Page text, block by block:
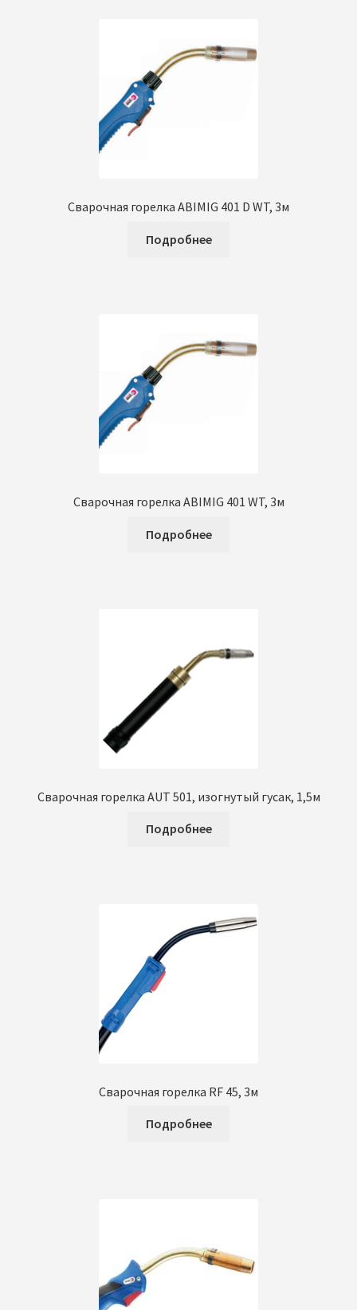
Сварочная горелка ABIMIG 401 D WT, 3м
Подробнее
Сварочная горелка ABIMIG 401 WT, 3м
Подробнее
Сварочная горелка AUT 501, изогнутый гусак, 1,5м
Подробнее
Сварочная горелка RF 45, 3м
Подробнее